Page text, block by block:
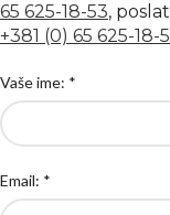
65 625-18-53,
+381 (0) 65 625-18-
Vaše ime: *
Email: *